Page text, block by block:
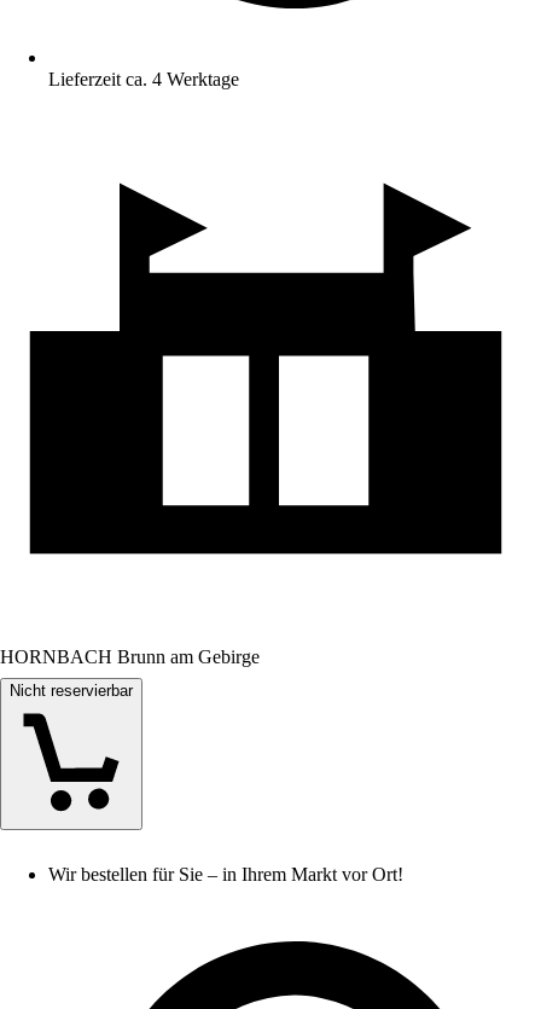
Lieferzeit ca. 4 Werktage
HORNBACH Brunn am Gebirge
Nicht reservierbar
Wir bestellen für Sie – in Ihrem Markt vor Ort!